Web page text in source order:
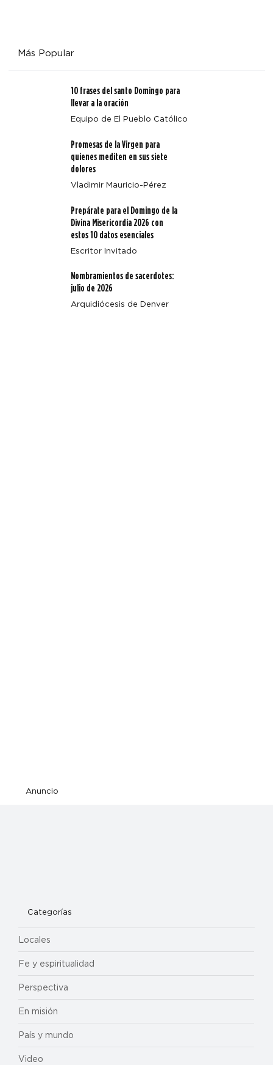
Más Popular
10 frases del santo Domingo para
llevar a la oración
Equipo de El Pueblo Católico
Promesas de la Virgen para
quienes mediten en sus siete
dolores
Vladimir Mauricio-Pérez
Prepárate para el Domingo de la
Divina Misericordia 2026 con
estos 10 datos esenciales
Escritor Invitado
Nombramientos de sacerdotes:
julio de 2026
Arquidiócesis de Denver
Anuncio
Categorías
Locales
Fe y espiritualidad
Perspectiva
En misión
País y mundo
Video